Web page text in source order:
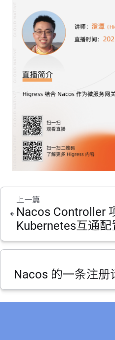
上一篇
Nacos Controller
Kubernetes互通配
Nacos 的一条注册